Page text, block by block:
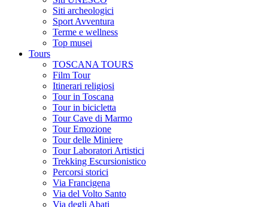
Siti archeologici
Sport Avventura
Terme e wellness
Top musei
Tours
TOSCANA TOURS
Film Tour
Itinerari religiosi
Tour in Toscana
Tour in bicicletta
Tour Cave di Marmo
Tour Emozione
Tour delle Miniere
Tour Laboratori Artistici
Trekking Escursionistico
Percorsi storici
Via Francigena
Via del Volto Santo
Via degli Abati